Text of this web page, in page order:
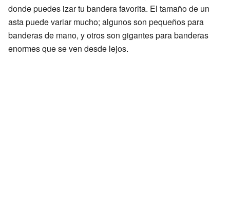
donde puedes izar tu bandera favorita. El tamaño de un
asta puede variar mucho; algunos son pequeños para
banderas de mano, y otros son gigantes para banderas
enormes que se ven desde lejos.